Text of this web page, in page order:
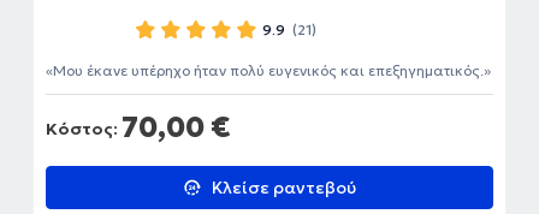
9.9 (21)
Κόστος: 70,00 €
Κλείσε ραντεβού
Μου έκανε υπέρηχο ήταν πολύ ευγενικός και επεξηγηματικός.